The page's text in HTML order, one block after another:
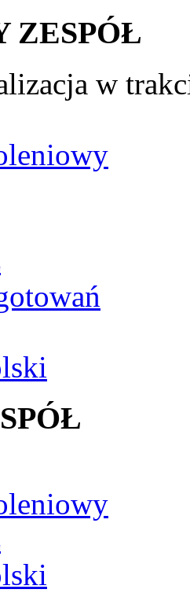
ZESPÓŁ
w